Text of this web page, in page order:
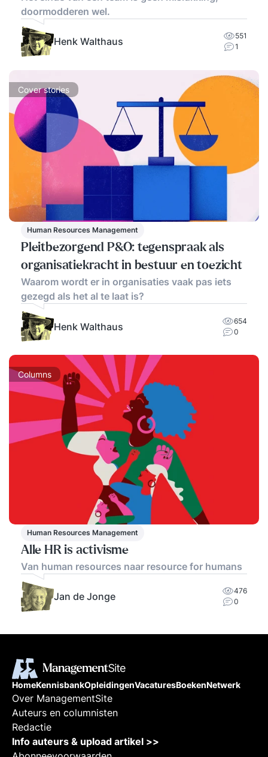
doormodderen wel.
Henk Walthaus
551
1
Cover stories
Human Resources Management
Pleitbezorgend P&O: tegenspraak als
organisatiekracht in bestuur en toezicht
Waarom wordt er in organisaties vaak pas iets
gezegd als het al te laat is?
Henk Walthaus
654
0
Columns
Human Resources Management
Alle HR is activisme
Van human resources naar resource for humans
Jan de Jonge
476
0
HomeKennisbankOpleidingenVacaturesBoekenNetwerk
Over ManagementSite
Auteurs en columnisten
Redactie
Info auteurs & upload artikel >>